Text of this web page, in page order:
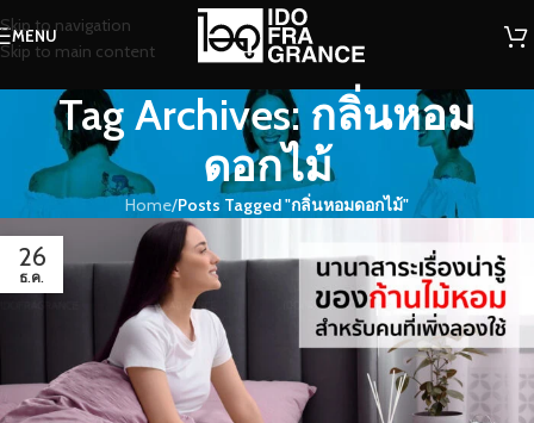
Skip to navigation
Skip to main content
MENU
Tag Archives: กลิ่นหอม
ดอกไม้
Home/Posts Tagged "กลิ่นหอมดอกไม้"
26
ธ.ค.